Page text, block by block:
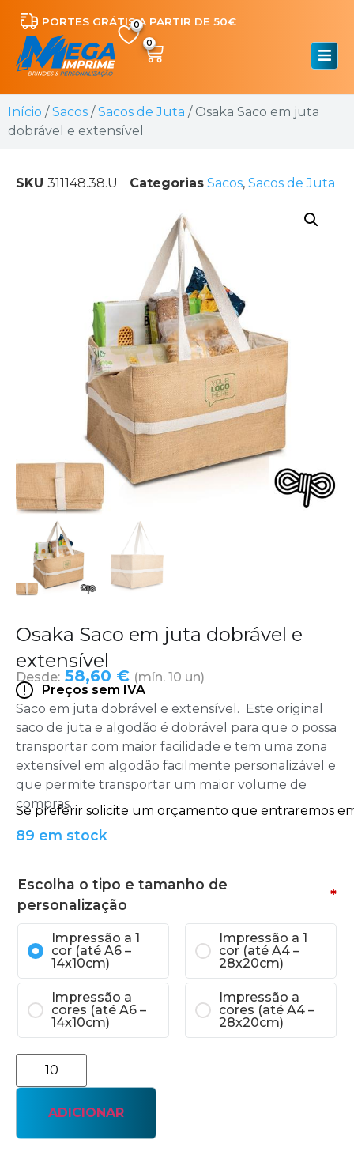
PORTES GRÁTIS A PARTIR DE 50€
0
Início /Sacos /Sacos de Juta / Osaka Saco em juta
dobrável e extensível
SKU 311148.38.U Categorias Sacos, Sacos de Juta
Osaka Saco em juta dobrável e
extensível
Desde: 58,60 € (mín. 10 un)
Preços sem IVA
Saco em juta dobrável e extensível. Este original
saco de juta e algodão é dobrável para que o possa
transportar com maior facilidade e tem uma zona
extensível em algodão facilmente personalizável e
que permite transportar um maior volume de
compras.
89 em stock
Escolha o tipo e tamanho de
personalização
*
Impressão a 1
cor (até A6 –
14x10cm)
Impressão a 1
cor (até A4 –
28x20cm)
Impressão a
cores (até A6 –
14x10cm)
Impressão a
cores (até A4 –
28x20cm)
ADICIONAR